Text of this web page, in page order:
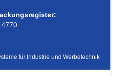
für Industrie und Werbetechnik